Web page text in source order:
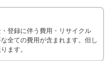
登録に伴う費用・リサイクル
全ての費用が含まれます。但し
ます。